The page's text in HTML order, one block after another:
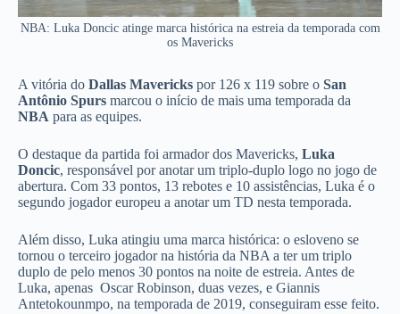
NBA: Luka Doncic atinge marca histórica na estreia da temporada com
os Mavericks
A vitória do Dallas Mavericks por 126 x 119 sobre o San
Antônio Spurs marcou o início de mais uma temporada da
NBA para as equipes.
O destaque da partida foi armador dos Mavericks, Luka
Doncic, responsável por anotar um triplo-duplo logo no jogo de
abertura. Com 33 pontos, 13 rebotes e 10 assistências, Luka é o
segundo jogador europeu a anotar um TD nesta temporada.
Além disso, Luka atingiu uma marca histórica: o esloveno se
tornou o terceiro jogador na história da NBA a ter um triplo
duplo de pelo menos 30 pontos na noite de estreia. Antes de
Luka, apenas Oscar Robinson, duas vezes, e Giannis
Antetokounmpo, na temporada de 2019, conseguiram esse feito.